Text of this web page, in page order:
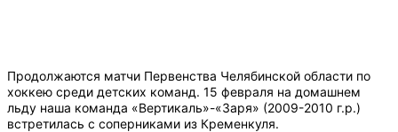
Продолжаются матчи Первенства Челябинской области по
хоккею среди детских команд. 15 февраля на домашнем
льду наша команда «Вертикаль»-«Заря» (2009-2010 г.р.)
встретилась с соперниками из Кременкуля.